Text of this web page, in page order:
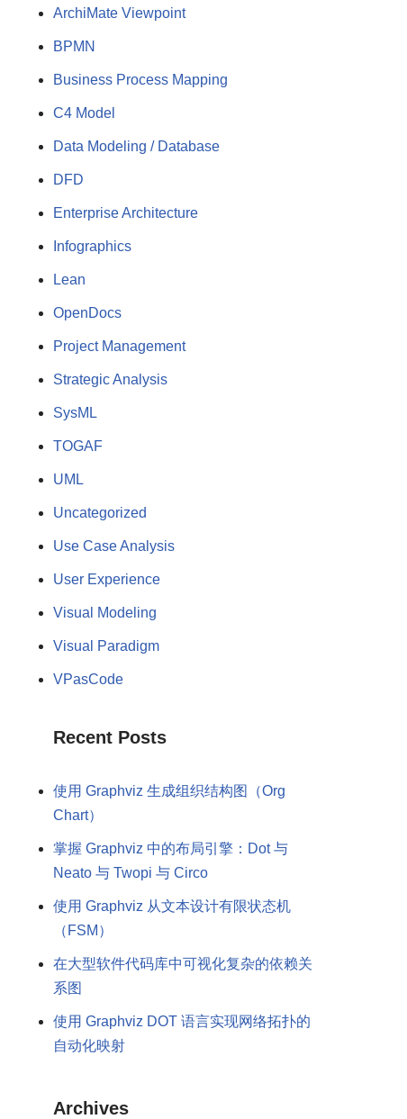
ArchiMate Viewpoint
BPMN
Business Process Mapping
C4 Model
Data Modeling / Database
DFD
Enterprise Architecture
Infographics
Lean
OpenDocs
Project Management
Strategic Analysis
SysML
TOGAF
UML
Uncategorized
Use Case Analysis
User Experience
Visual Modeling
Visual Paradigm
VPasCode
Recent Posts
使用 Graphviz 生成组织结构图（Org
Chart）
掌握 Graphviz 中的布局引擎：Dot 与
Neato 与 Twopi 与 Circo
使用 Graphviz 从文本设计有限状态机
（FSM）
在大型软件代码库中可视化复杂的依赖关
系图
使用 Graphviz DOT 语言实现网络拓扑的
自动化映射
Archives